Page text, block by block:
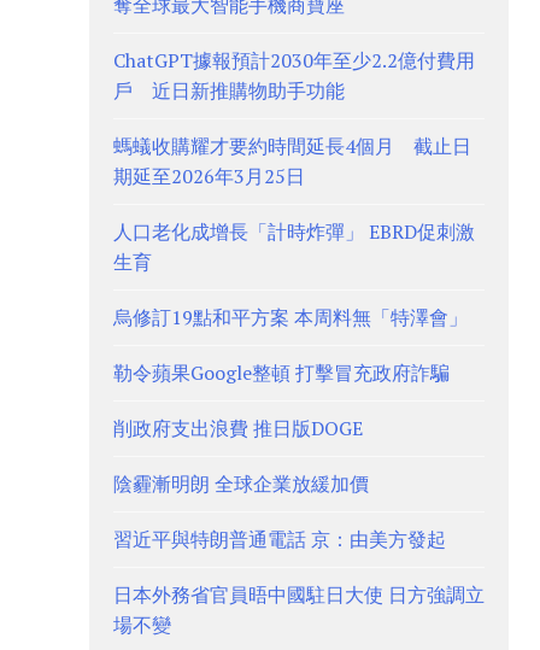
ChatGPT據報預計2030年至少2.2億付費用
戶 近日新推購物助手功能
螞蟻收購耀才要約時間延長4個月 截止日
期延至2026年3月25日
人口老化成增長「計時炸彈」 EBRD促刺激
生育
烏修訂19點和平方案 本周料無「特澤會」
勒令蘋果Google整頓 打擊冒充政府詐騙
削政府支出浪費 推日版DOGE
陰霾漸明朗 全球企業放緩加價
習近平與特朗普通電話 京：由美方發起
日本外務省官員晤中國駐日大使 日方強調立
場不變